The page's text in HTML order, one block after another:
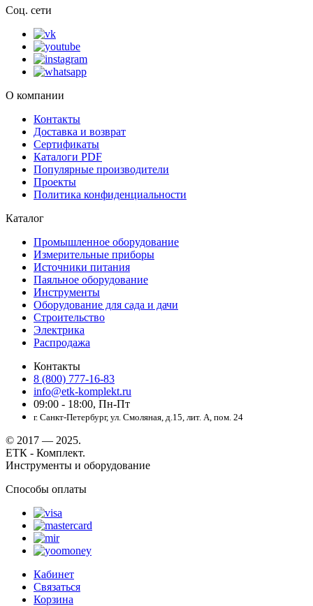
Соц. сети
О компании
Контакты
Доставка и возврат
Сертификаты
Каталоги PDF
Популярные производители
Проекты
Политика конфиденциальности
Каталог
Промышленное оборудование
Измерительные приборы
Источники питания
Паяльное оборудование
Инструменты
Оборудование для сада и дачи
Строительство
Электрика
Распродажа
Контакты
8 (800) 777-16-83
info@etk-komplekt.ru
09:00 - 18:00, Пн-Пт
г. Санкт-Петербург, ул. Смоляная, д.15, лит. А, пом. 24
© 2017 — 2025.
ЕТК - Комплект.
Инструменты и оборудование
Способы оплаты
Кабинет
Связаться
Корзина